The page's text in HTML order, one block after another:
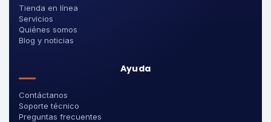
Tienda en línea
Servicios
Quiénes somos
Blog y noticias
Ayuda
Contáctanos
Soporte técnico
Preguntas frecuentes